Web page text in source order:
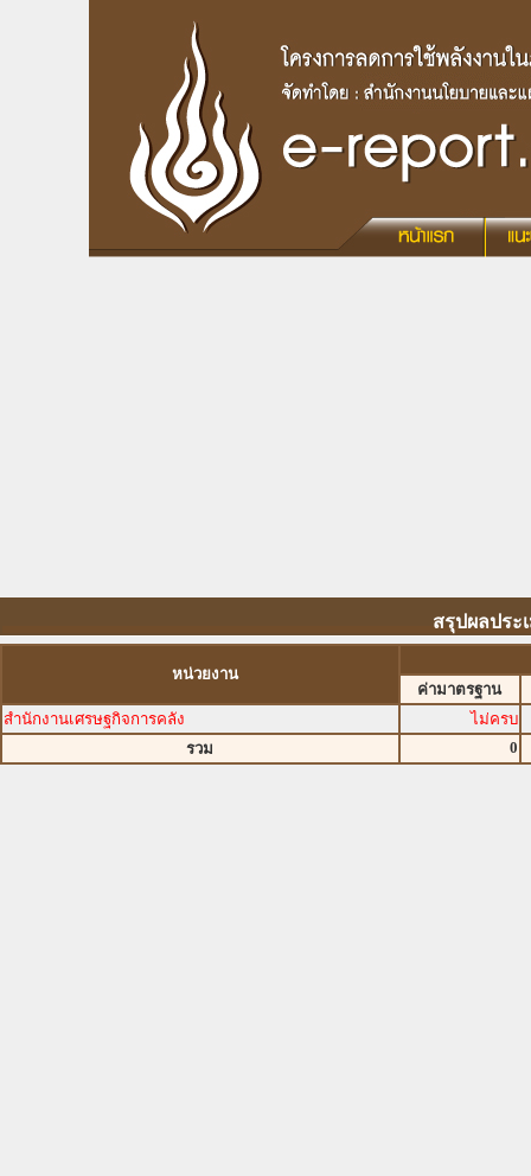
สรุปผลประ
หน่วยงาน
ค่ามาตรฐาน
สำนักงานเศรษฐกิจการคลัง
ไม่ครบ
รวม
0